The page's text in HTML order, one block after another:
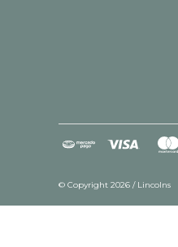
© Copyright 2026 / Lincolns